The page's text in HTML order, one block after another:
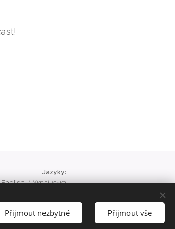
Jazyky
English Українська
Přijmout nezbytné Přijmout vše